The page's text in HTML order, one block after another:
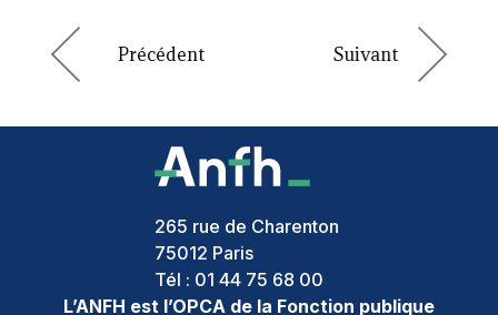
265 rue de Charenton
75012 Paris
Tél : 01 44 75 68 00
L’ANFH est l’OPCA de la Fonction publique